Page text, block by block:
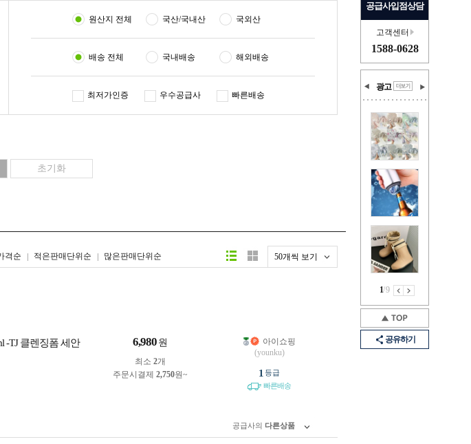
공급사입점상담
고객센터
1588-0628
광고
1/9
공유하기
원산지 전체 국산/국내산 국외산
배송 전체 국내배송 해외배송
최저가인증 우수공급사 빠른배송
격순 적은판매단위순 많은판매단위순 50개씩 보기
-TJ 클렌징폼 세안
6,980 원
최소 2개
주문시결제 2,750원~
아이쇼핑
(younku)
1 등급
빠른배송
공급사의 다른상품